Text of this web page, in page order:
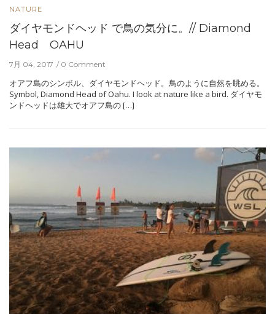
NATURE
ダイヤモンドヘッド で鳥の気分に。// Diamond
Head OAHU
7月 04, 2017 0 Comment
オアフ島のシンボル、ダイヤモンドヘッド。鳥のように自然を眺める。
Symbol, Diamond Head of Oahu. I look at nature like a bird. ダイヤモ
ンドヘッドは雄大でオアフ島の […]